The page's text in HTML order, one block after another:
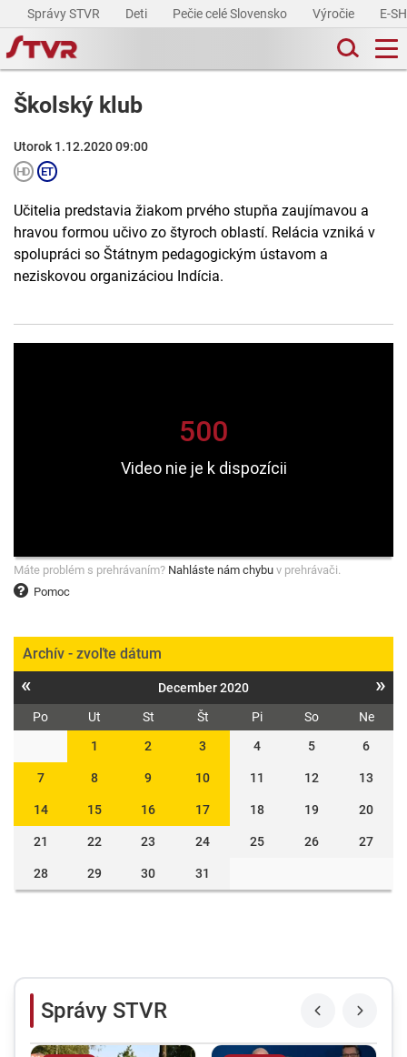
Správy STVR Deti Pečie celé Slovensko Výročie E-
Školský klub
Utorok 1.12.2020 09:00
Učitelia predstavia žiakom prvého stupňa zaujímavou a
hravou formou učivo zo štyroch oblastí. Relácia vzniká v
spolupráci so Štátnym pedagogickým ústavom a
neziskovou organizáciou Indícia.
Pomoc
Máte problém s prehrávaním? Nahláste nám chybu v prehrávači.
Archív - zvoľte dátum
« December 2020 »
Po Ut St Št Pi So
Ne
1
2 3 4 5 6
7 8 9 10 11 12 13
14 15 16 17 18 19 20
21 22 23 24 25 26 27
28 29 30 31
Správy STVR